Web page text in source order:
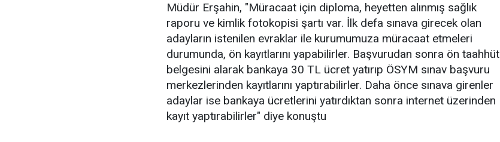
Müdür Erşahin, "Müracaat için diploma, heyetten alınmış sağlık
raporu ve kimlik fotokopisi şartı var. İlk defa sınava girecek olan
adayların istenilen evraklar ile kurumumuza müracaat etmeleri
durumunda, ön kayıtlarını yapabilirler. Başvurudan sonra ön taahhüt
belgesini alarak bankaya 30 TL ücret yatırıp ÖSYM sınav başvuru
merkezlerinden kayıtlarını yaptırabilirler. Daha önce sınava girenler
adaylar ise bankaya ücretlerini yatırdıktan sonra internet üzerinden
kayıt yaptırabilirler" diye konuştu